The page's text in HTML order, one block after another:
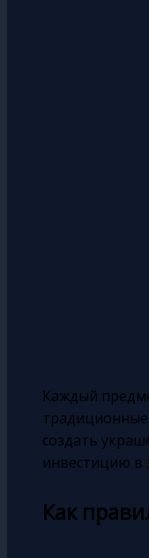
Каждый
создать
инвестицию в
Как